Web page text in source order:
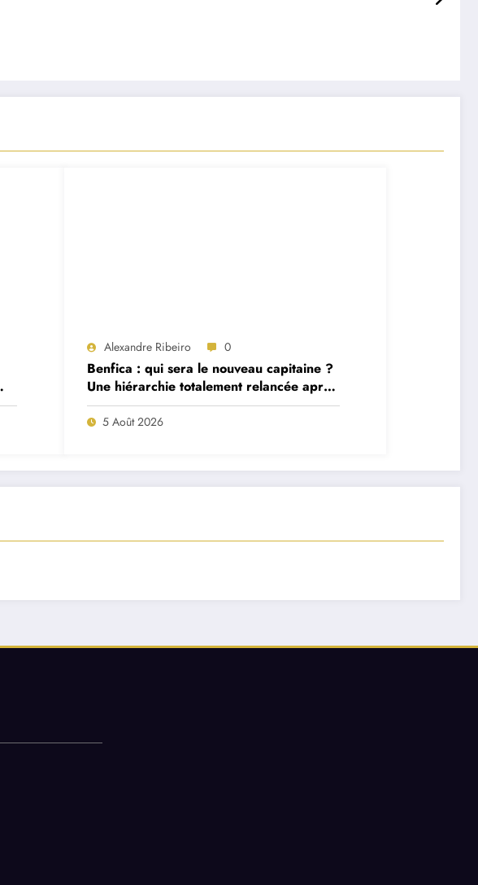
Alexandre Ribeiro 0
Benfica : qui sera le nouveau capitaine ?
Une hiérarchie totalement relancée après
deux départs majeurs
5 Août 2026